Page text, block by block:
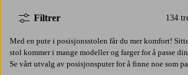
134
Filtrer
Med en pute i posisjonsstolen får du mer komfort!
stol kommer i mange modeller og farger for å passe
Se vårt utvalg av posisjonsputer for å finne noe som